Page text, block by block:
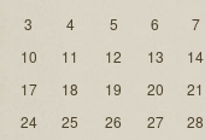
3
4 5 6 7
10
11 12 13 14
17
18 19 20 21
24
25 26 27 28